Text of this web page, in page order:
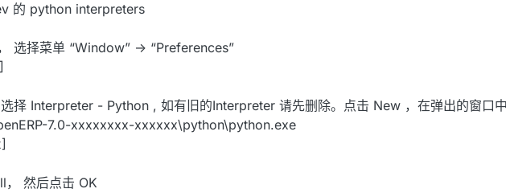
的 python interpreters
选择菜单 “Window” -> “Preferences”
择 Interpreter - Python , 如有旧的Interpreter 请先删除。点击 New ，在弹出的窗口
7.0-xxxxxxxx-xxxxxx\python\python.exe
， 然后点击 OK